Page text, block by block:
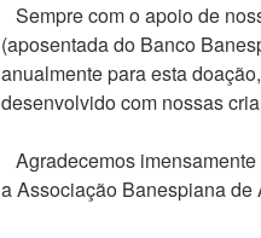
Sempre com o apoio de
(aposentada do Banco
anualmente para esta
desenvolvido com nossas
Agradecemos
a Associação Banespiana de